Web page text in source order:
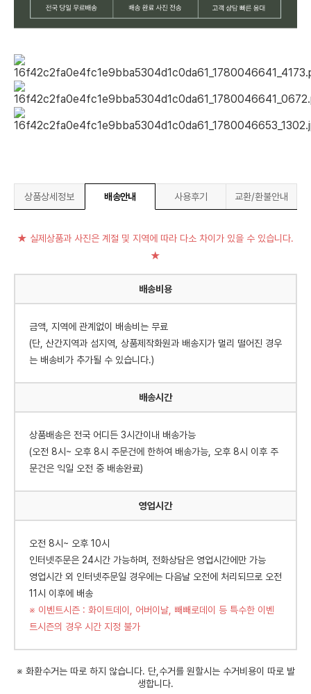
상품상세정보 배송안내 사용후기 교환/환불안내
★ 실제상품과 사진은 계절 및 지역에 따라 다소 차이가 있을 수 있습니다.
★
배송비용
금액, 지역에 관계없이 배송비는 무료
(단, 산간지역과 섬지역, 상품제작화원과 배송지가 멀리 떨어진 경우
는 배송비가 추가될 수 있습니다.)
배송시간
상품배송은 전국 어디든 3시간이내 배송가능
(오전 8시~ 오후 8시 주문건에 한하여 배송가능, 오후 8시 이후 주
문건은 익일 오전 중 배송완료)
영업시간
오전 8시~ 오후 10시
인터넷주문은 24시간 가능하며, 전화상담은 영업시간에만 가능
영업시간 외 인터넷주문일 경우에는 다음날 오전에 처리되므로 오전
11시 이후에 배송
※ 이벤트시즌 : 화이트데이, 어버이날, 빼빼로데이 등 특수한 이벤
트시즌의 경우 시간 지정 불가
※ 화환수거는 따로 하지 않습니다. 단,수거를 원할시는 수거비용이 따로 발
생합니다.